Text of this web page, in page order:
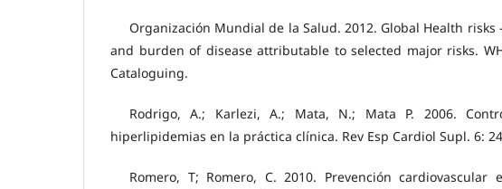
Organización Mundial de la Salud. 2012. Global Health risks
and burden of disease attributable to selected major risks.
Cataloguing.
Rodrigo, A.; Karlezi, A.; Mata, N.; Mata P. 2006.
hiperlipidemias en la práctica clínica. Rev Esp Cardiol Supl. 6:
Romero, T; Romero, C. 2010. Prevención cardiovascular